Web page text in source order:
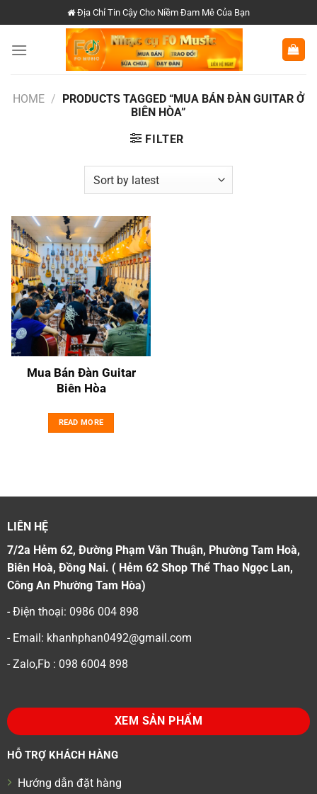
đến
nội
Địa Chỉ Tin Cậy Cho Niềm Đam Mê Của Bạn
HOME / PRODUCTS TAGGED “MUA BÁN ĐÀN GUITAR Ở
BIÊN HÒA”
FILTER
Mua Bán Đàn Guitar
Biên Hòa
READ MORE
LIÊN HỆ
7/2a Hẻm 62, Đường Phạm Văn Thuận, Phường Tam Hoà,
Biên Hoà, Đồng Nai. ( Hẻm 62 Shop Thể Thao Ngọc Lan,
Công An Phường Tam Hòa)
- Điện thoại: 0986 004 898
- Email: khanhphan0492@gmail.com
- Zalo,Fb : 098 6004 898
XEM SẢN PHẨM
HỖ TRỢ KHÁCH HÀNG
Hướng dẫn đặt hàng